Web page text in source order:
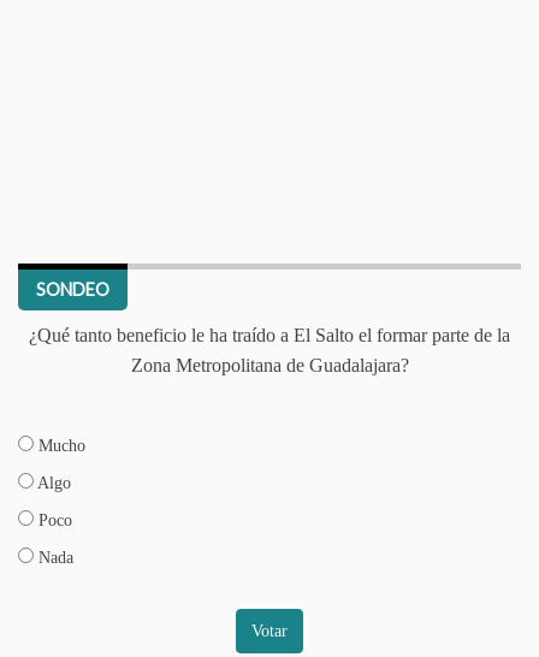
SONDEO
¿Qué tanto beneficio le ha traído a El Salto el formar parte de la
Zona Metropolitana de Guadalajara?
Mucho
Algo
Poco
Nada
Votar